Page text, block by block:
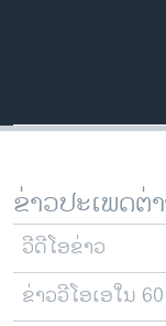
ຂ່າວປະເພດຕ່
ວີດີໂອຂ່າວ
ຂ່າວວີໂອເອໃນ